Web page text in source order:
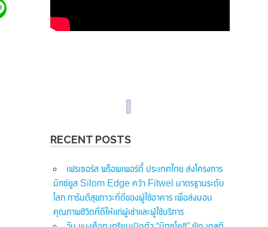
RECENT POSTS
เฟรเซอร์ส พร็อพเพอร์ตี้ ประเทศไทย ส่งโครงการ
มิกซ์ยูส Silom Edge คว้า Fitwel มาตรฐานระดับ
โลก การันตีสุขภาวะที่ดีของผู้ใช้อาคาร เพื่อส่งมอบ
คุณภาพชีวิตที่ดีให้แก่ผู้เช่าและผู้ใช้บริการ